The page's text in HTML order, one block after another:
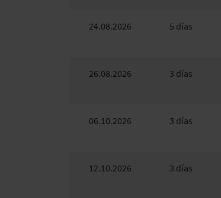
24.08.2026 5 días
26.08.2026 3 días
06.10.2026 3 días
12.10.2026 3 días